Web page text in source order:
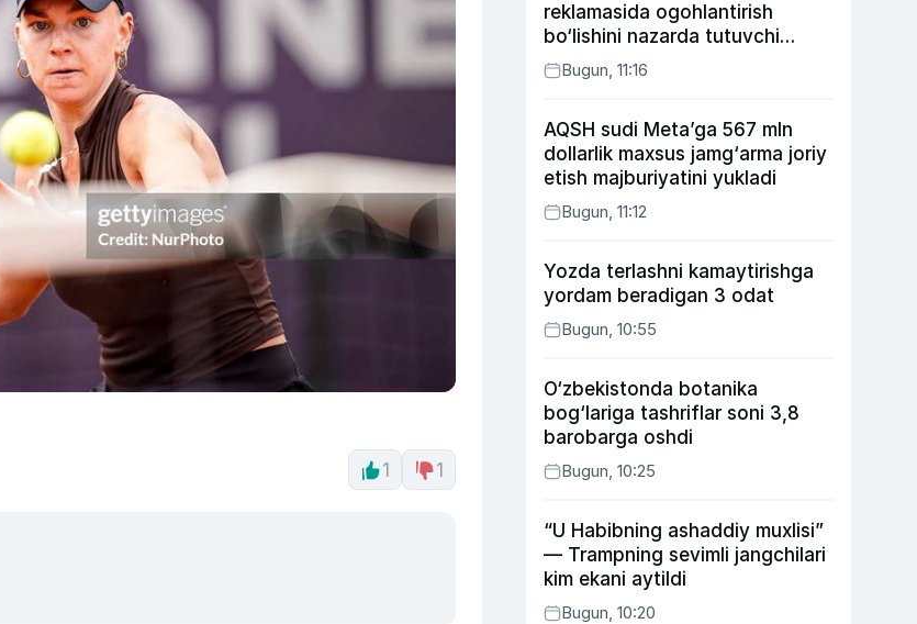
1 1
reklamasida ogohlantirish
bo‘lishini nazarda tutuvchi
qonunni ma’qulladi
Bugun, 11:16
AQSH sudi Meta’ga 567 mln
dollarlik maxsus jamg‘arma joriy
etish majburiyatini yukladi
Bugun, 11:12
Yozda terlashni kamaytirishga
yordam beradigan 3 odat
Bugun, 10:55
O‘zbekistonda botanika
bog‘lariga tashriflar soni 3,8
barobarga oshdi
Bugun, 10:25
“U Habibning ashaddiy muxlisi”
— Trampning sevimli jangchilari
kim ekani aytildi
Bugun, 10:20